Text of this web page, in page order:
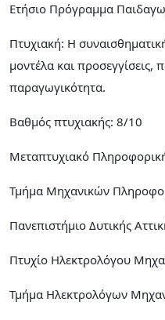
Ετήσιο Πρόγραμμα
Πτυχιακή: H
μοντέλα και προσεγγίσεις,
παραγωγικότητα.
Βαθμός πτυχιακής: 8/10
Μεταπτυχιακό
Τμήμα Μηχανικών
Πανεπιστήμιο Δυτικής
Πτυχίο Ηλεκτρολόγου
Τμήμα Ηλεκτρολόγων